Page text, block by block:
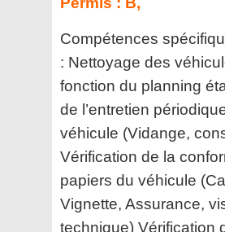
Compétences
: Nettoyage des
fonction du planning
de l’entretien
véhicule (Vidange,
Vérification de la
papiers du véhicule
Vignette, Assurance,
technique) Vérification